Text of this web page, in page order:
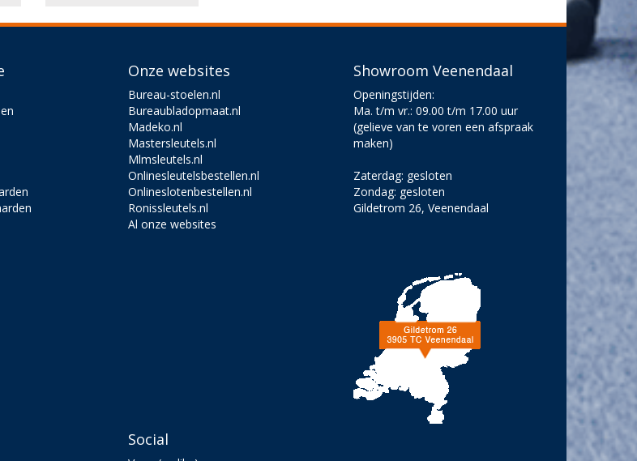
Onze websites
Bureau-stoelen.nl
Bureaubladopmaat.nl
Madeko.nl
Mastersleutels.nl
Mlmsleutels.nl
Onlinesleutelsbestellen.nl
Onlineslotenbestellen.nl
Ronissleutels.nl
Al onze websites
Showroom Veenendaal
Openingstijden:
Ma. t/m vr.: 09.00 t/m 17.00 uur
(gelieve van te voren een afspraak
maken)
Zaterdag: gesloten
Zondag: gesloten
Gildetrom 26, Veenendaal
Social